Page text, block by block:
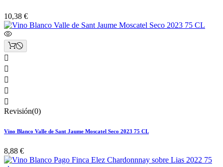
10,38 €





Revisión(0)
Vino Blanco Valle de Sant Jaume Moscatel Seco 2023 75 CL
8,88 €